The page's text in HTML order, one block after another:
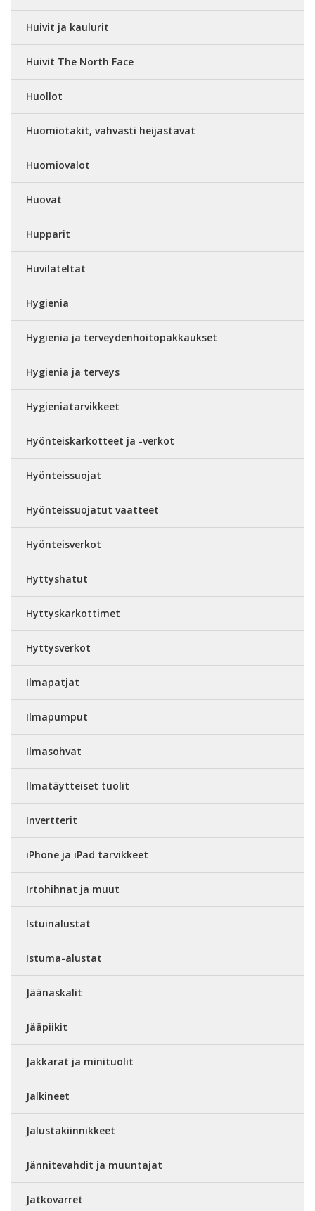
Huivit ja kaulurit
Huivit The North Face
Huollot
Huomiotakit, vahvasti heijastavat
Huomiovalot
Huovat
Hupparit
Huvilateltat
Hygienia
Hygienia ja terveydenhoitopakkaukset
Hygienia ja terveys
Hygieniatarvikkeet
Hyönteiskarkotteet ja -verkot
Hyönteissuojat
Hyönteissuojatut vaatteet
Hyönteisverkot
Hyttyshatut
Hyttyskarkottimet
Hyttysverkot
Ilmapatjat
Ilmapumput
Ilmasohvat
Ilmatäytteiset tuolit
Invertterit
iPhone ja iPad tarvikkeet
Irtohihnat ja muut
Istuinalustat
Istuma-alustat
Jäänaskalit
Jääpiikit
Jakkarat ja minituolit
Jalkineet
Jalustakiinnikkeet
Jännitevahdit ja muuntajat
Jatkovarret